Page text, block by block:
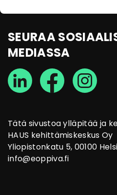
SEURAA
MEDIASSA
Tätä sivustoa ylläpitää ja
HAUS kehittämiskeskus Oy
Yliopistonkatu 5, 00100
info@eoppiva.fi